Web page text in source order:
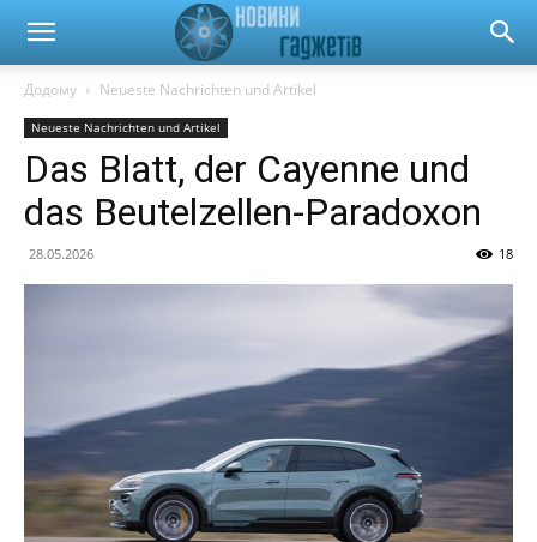
Новини
гаджетів
Додому Neueste Nachrichten und Artikel
Neueste Nachrichten und Artikel
Das Blatt, der Cayenne und
das Beutelzellen-Paradoxon
28.05.2026 18